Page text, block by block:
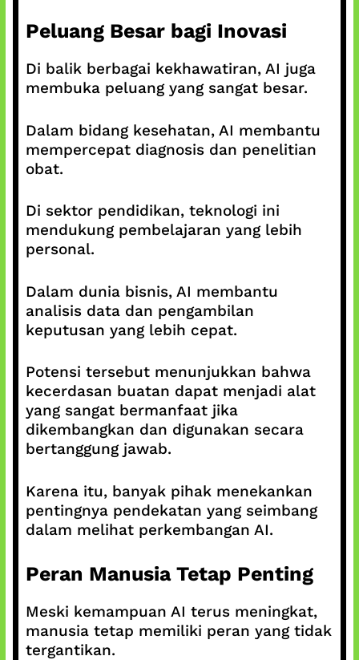
Peluang Besar bagi Inovasi
Di balik berbagai kekhawatiran, AI juga
membuka peluang yang sangat besar.
Dalam bidang kesehatan, AI membantu
mempercepat diagnosis dan penelitian
obat.
Di sektor pendidikan, teknologi ini
mendukung pembelajaran yang lebih
personal.
Dalam dunia bisnis, AI membantu
analisis data dan pengambilan
keputusan yang lebih cepat.
Potensi tersebut menunjukkan bahwa
kecerdasan buatan dapat menjadi alat
yang sangat bermanfaat jika
dikembangkan dan digunakan secara
bertanggung jawab.
Karena itu, banyak pihak menekankan
pentingnya pendekatan yang seimbang
dalam melihat perkembangan AI.
Peran Manusia Tetap Penting
Meski kemampuan AI terus meningkat,
manusia tetap memiliki peran yang tidak
tergantikan.